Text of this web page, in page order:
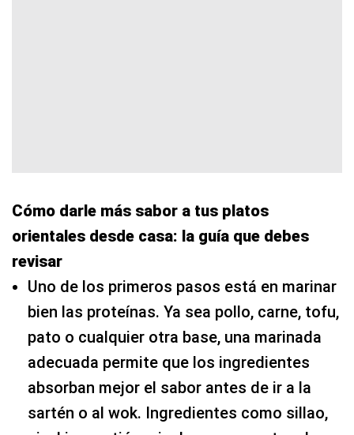
Cómo darle más sabor a tus platos
orientales desde casa: la guía que debes
revisar
Uno de los primeros pasos está en marinar
bien las proteínas. Ya sea pollo, carne, tofu,
pato o cualquier otra base, una marinada
adecuada permite que los ingredientes
absorban mejor el sabor antes de ir a la
sartén o al wok. Ingredientes como sillao,